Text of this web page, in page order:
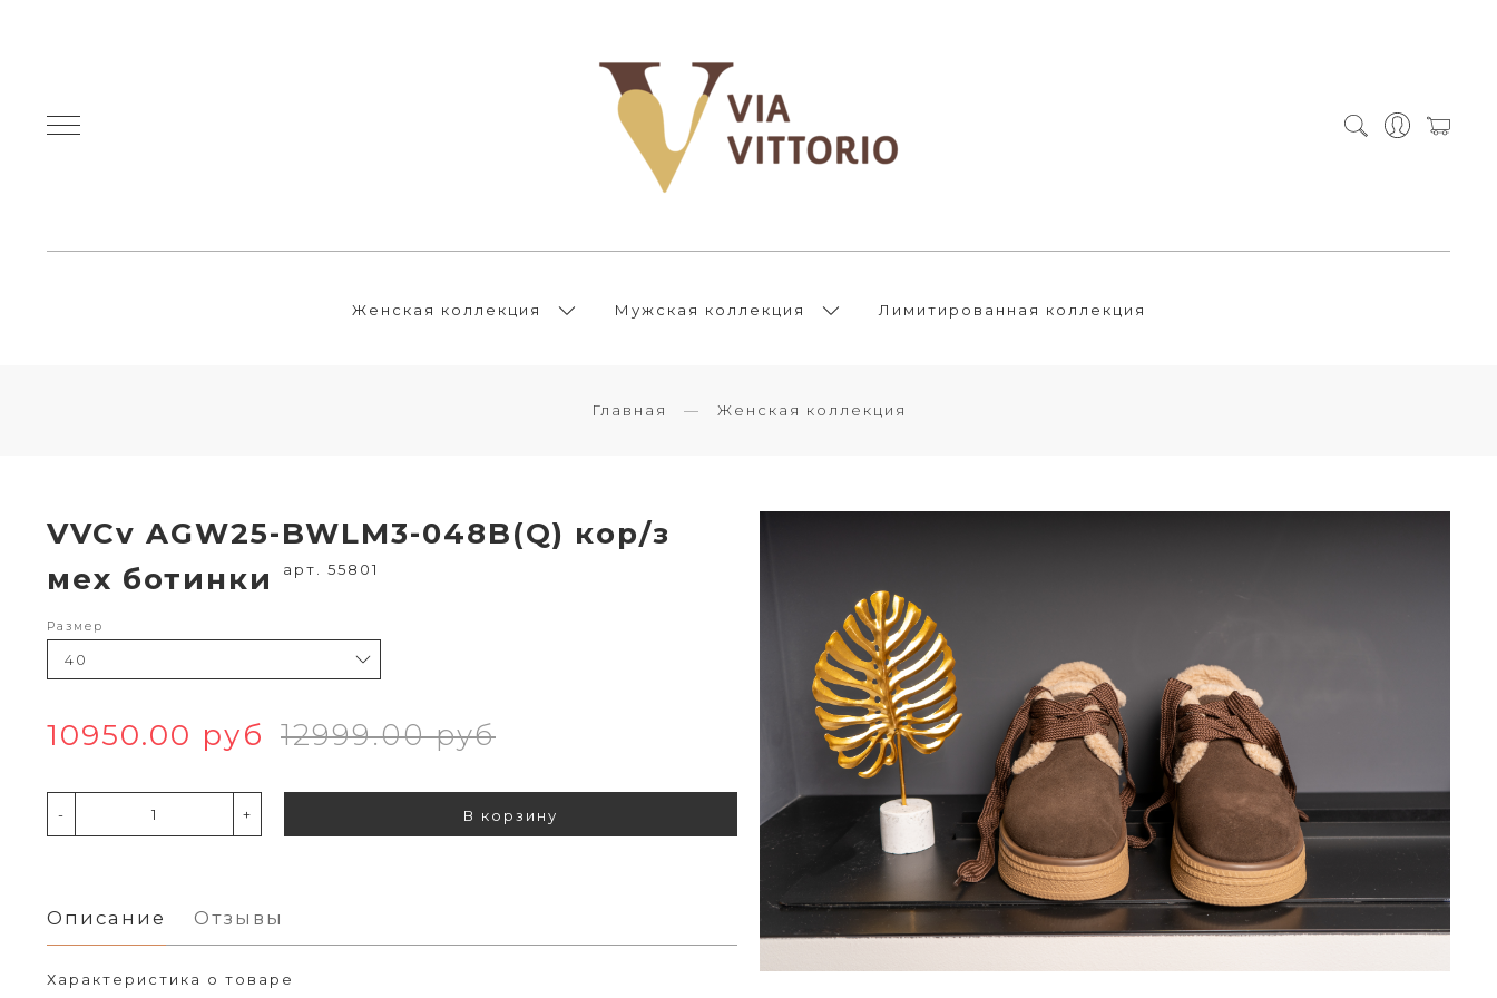
Женская коллекция Мужская коллекция Лимитированная коллекция
Главная Женская коллекция
VVCv AGW25-BWLM3-048B(Q) кор/з
мех ботинки
арт. 55801
Размер
10950.00 руб 12999.00 руб
- + В корзину
Описание Отзывы
Характеристика о товаре